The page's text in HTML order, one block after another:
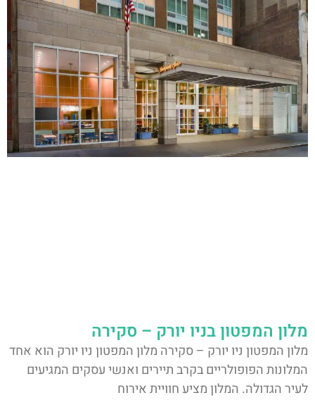
מלון המפטון בניו יורק – סקירה
מלון המפטון ניו יורק – סקירה מלון המפטון ניו יורק הוא אחד
המלונות הפופולריים בקרב תיירים ואנשי עסקים המגיעים
לעיר הגדולה. המלון מציע חוויית אירוח